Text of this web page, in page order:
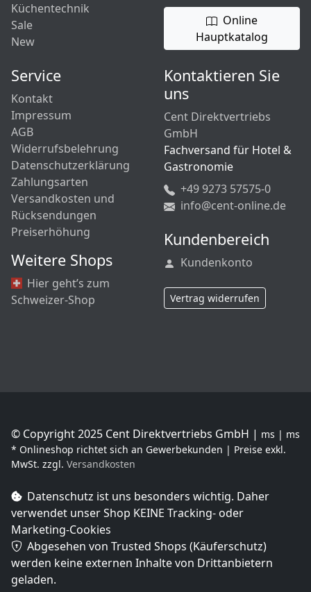
Küchentechnik
Sale
New
Online
Hauptkatalog
Service
Kontakt
Impressum
AGB
Widerrufsbelehrung
Datenschutzerklärung
Zahlungsarten
Versandkosten und
Rücksendungen
Preiserhöhung
Weitere Shops
Hier geht’s zum
Schweizer-Shop
Kontaktieren Sie
uns
Cent Direktvertriebs
GmbH
Fachversand für Hotel &
Gastronomie
+49 9273 57575-0
info@cent-online.de
Kundenbereich
Kundenkonto
Vertrag widerrufen
© Copyright 2025 Cent Direktvertriebs GmbH | ms | ms
* Onlineshop richtet sich an Gewerbekunden | Preise exkl.
MwSt. zzgl. Versandkosten
Datenschutz ist uns besonders wichtig. Daher
verwendet unser Shop KEINE Tracking- oder
Marketing-Cookies
Abgesehen von Trusted Shops (Käuferschutz)
werden keine externen Inhalte von Drittanbietern
geladen.